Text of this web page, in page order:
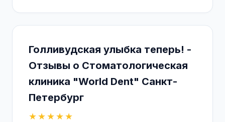
Голливудская улыбка теперь! -
Отзывы о Стоматологическая
клиника "World Dent" Санкт-
Петербург
★★★★★